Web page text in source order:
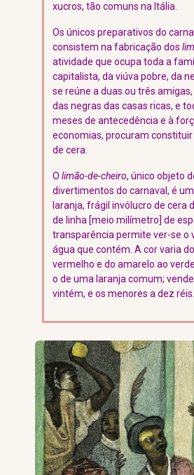
xucros, tão comuns na Itália.
Os únicos preparativos do
consistem na fabricação dos
atividade que ocupa toda a
capitalista, da viúva pobre, da
se reúne a duas ou três
das negras das casas ricas, e
meses de antecedência e à
economias, procuram constituir
de cera.
O limão-de-cheiro, único objeto
divertimentos do carnaval, é
laranja, frágil invólucro de cera
de linha [meio milímetro] de
transparência permite ver-se o
água que contém. A cor varia
vermelho e do amarelo ao
o de uma laranja comum;
vintém, e os menores a dez réis.